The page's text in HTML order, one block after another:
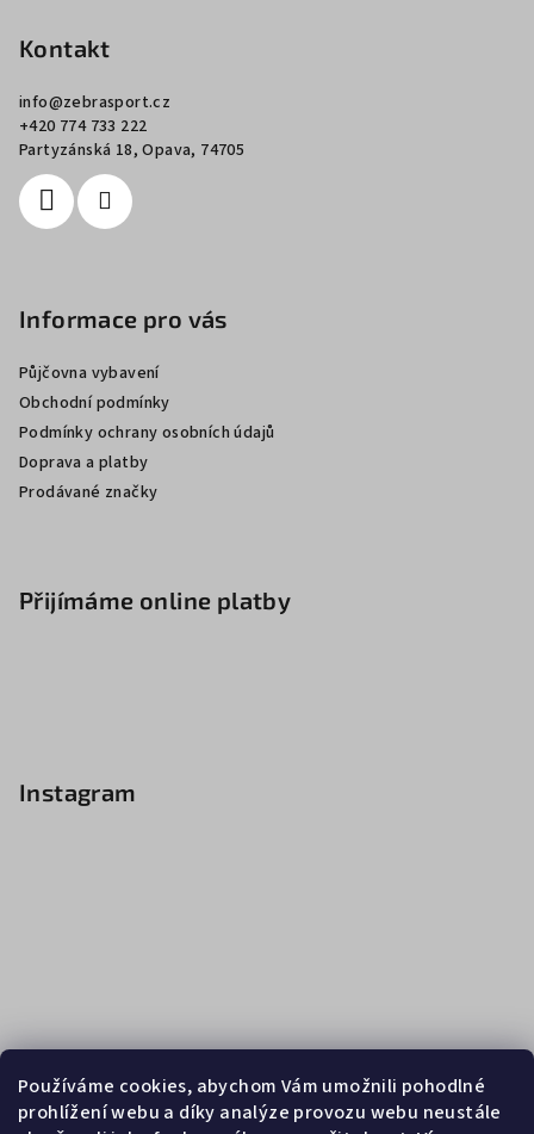
Používáme cookies, abychom Vám umožnili pohodlné
prohlížení webu a díky analýze provozu webu neustále
Kontakt
info@zebrasport.cz
+420 774 733 222
Partyzánská 18, Opava, 74705
Informace pro vás
Půjčovna vybavení
Obchodní podmínky
Podmínky ochrany osobních údajů
Doprava a platby
Prodávané značky
Přijímáme online platby
Instagram